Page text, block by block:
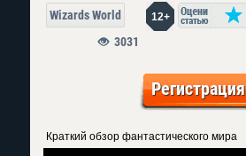
Wizards World 12+
3031
Регистрация
Краткий обзор фантастического мира